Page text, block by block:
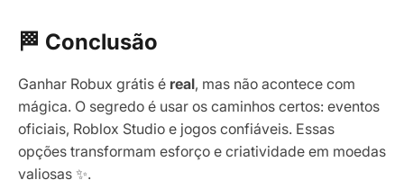
🏁 Conclusão
Ganhar Robux grátis é real, mas não acontece com
mágica. O segredo é usar os caminhos certos: eventos
oficiais, Roblox Studio e jogos confiáveis. Essas
opções transformam esforço e criatividade em moedas
valiosas ✨.